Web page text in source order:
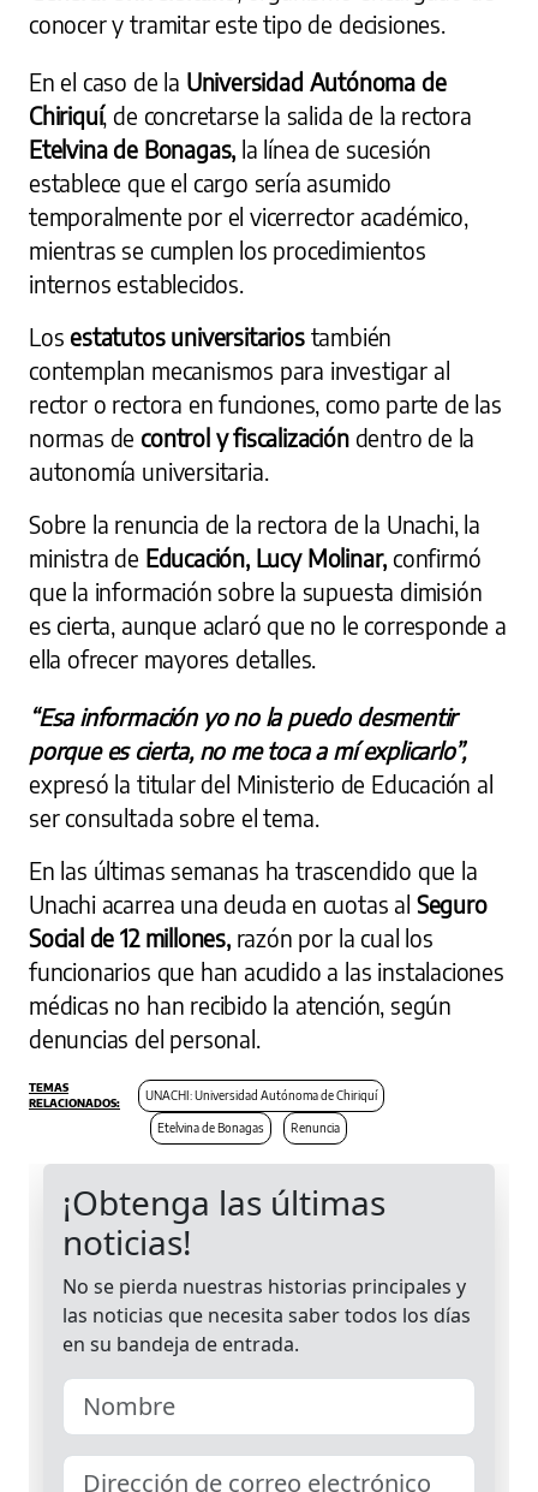
conocer y tramitar este tipo de decisiones.
En el caso de la Universidad Autónoma de
Chiriquí, de concretarse la salida de la rectora
Etelvina de Bonagas, la línea de sucesión
establece que el cargo sería asumido
temporalmente por el vicerrector académico,
mientras se cumplen los procedimientos
internos establecidos.
Los estatutos universitariostambién
contemplan mecanismos para investigar al
rector o rectora en funciones, como parte de las
normas de control y fiscalizacióndentro de la
autonomía universitaria.
Sobre la renuncia de la rectora de la Unachi, la
ministra de Educación, Lucy Molinar, confirmó
que la información sobre la supuesta dimisión
es cierta, aunque aclaró que no le corresponde a
ella ofrecer mayores detalles.
“Esa información yo no la puedo desmentir
porque es cierta, no me toca a mí explicarlo”,
expresó la titular del Ministerio de Educación al
ser consultada sobre el tema.
En las últimas semanas ha trascendido que la
Unachi acarrea una deuda en cuotas al Seguro
Social de 12 millones,razón por la cual los
funcionarios que han acudido a las instalaciones
médicas no han recibido la atención, según
denuncias del personal.
UNACHI: Universidad Autónoma de Chiriquí
Etelvina de Bonagas Renuncia